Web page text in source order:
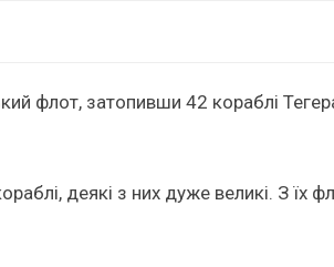
флот, затопивши 42 кораблі
деякі з них дуже великі. З їх